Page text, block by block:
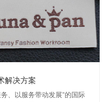
解决方案
、以服务带动发展”的国际
术解决方案
术解决方案30余载,励志于
术解决方案
织唛印唛商标、织带服装颜
阻燃母粒
燃母粒剂,TF-W760,TF-W760